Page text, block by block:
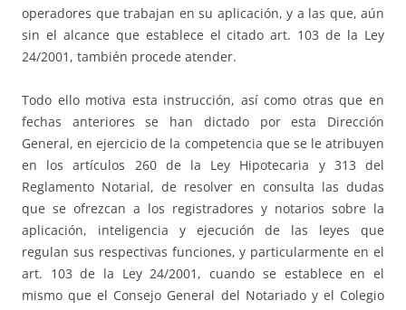
operadores que trabajan en su aplicación, y a las que, aún
sin el alcance que establece el citado art. 103 de la Ley
24/2001, también procede atender.
Todo ello motiva esta instrucción, así como otras que en
fechas anteriores se han dictado por esta Dirección
General, en ejercicio de la competencia que se le atribuyen
en los artículos 260 de la Ley Hipotecaria y 313 del
Reglamento Notarial, de resolver en consulta las dudas
que se ofrezcan a los registradores y notarios sobre la
aplicación, inteligencia y ejecución de las leyes que
regulan sus respectivas funciones, y particularmente en el
art. 103 de la Ley 24/2001, cuando se establece en el
mismo que el Consejo General del Notariado y el Colegio